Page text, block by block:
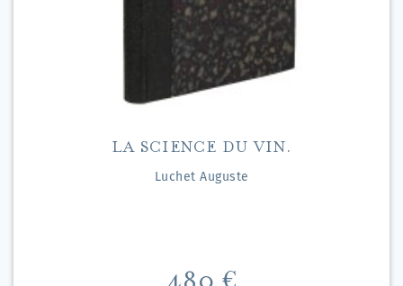
LA SCIENCE DU VIN.
Luchet Auguste
Preis
480 €